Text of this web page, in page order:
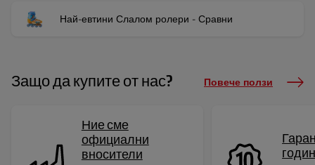
Най-евтини Слалом ролери - Сравни
Защо да купите от нас? Повече ползи
Ние сме
официални
вносители